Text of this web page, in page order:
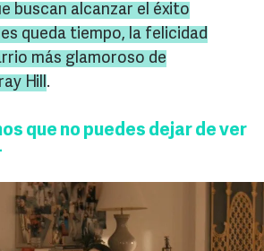
buscan alcanzar el éxito
queda tiempo, la felicidad
más glamoroso de
Hill.
que no puedes dejar de ver